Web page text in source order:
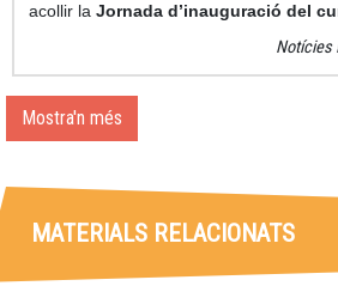
acollir la Jornada d’inauguració del
física de partícules i la radioactivitat a la
Notícies
Mostra'n més
MATERIALS RELACIONATS